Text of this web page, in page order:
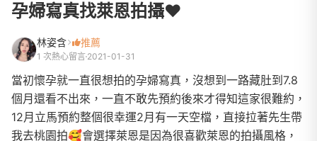
孕婦寫真找萊恩拍攝♥️
林姿含 推薦
1 次熱心留言 2021-01-31
當初懷孕就一直很想拍的孕婦寫真，沒想到一路藏肚到7.8
個月還看不出來，一直不敢先預約後來才得知這家很難約，
12月立馬預約整個很幸運2月有一天空檔，直接拉著先生帶
我去桃園拍🥰會選擇萊恩是因為很喜歡萊恩的拍攝風格，